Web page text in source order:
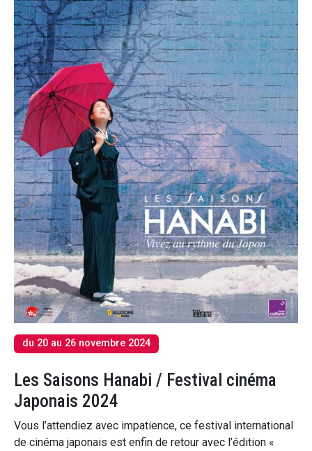
du 20 au 26 novembre 2024
Les Saisons Hanabi / Festival cinéma
Japonais 2024
Vous l’attendiez avec impatience, ce festival international
de cinéma japonais est enfin de retour avec l’édition «